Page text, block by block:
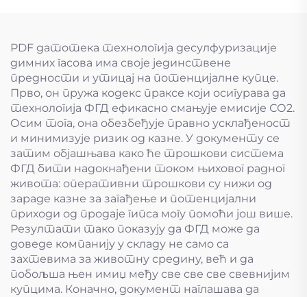
PDF датотека технологија десулфуризације
димних гасова има своје јединствене
предности и утицај на потенцијалне купце.
Прво, он пружа кодекс праксе који осигурава да
технологија ФГД ефикасно смањује емисије СО2.
Осим тога, она обезбеђује правно усклађеност
и минимизује ризик од казне. У документу се
затим објашњава како ће трошкови система
ФГД бити надокнађени током њиховог радног
живота: оперативни трошкови су нижи од
зараде казне за загађење и потенцијални
приходи од продаје гипса могу помоћи још више.
Резултати тако показују да ФГД може да
доведе компанију у складу не само са
захтевима за животну средину, већ и да
побољша њен имиџ међу све све све свевнијим
купцима. Коначно, документ наглашава да